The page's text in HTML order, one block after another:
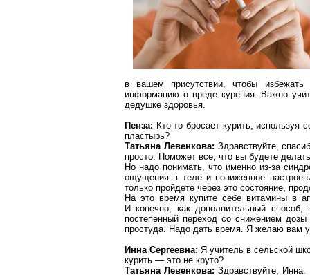
в вашем присутствии,
чтобы избежать
информацию о вреде курения. Важно
дедушке здоровья.
Пенза: Кто-то бросает курить, используя
пластырь?
Татьяна Левенкова: Здравствуйте,
просто. Поможет все, что вы будете
Но надо понимать, что именно из-за
ощущения в теле и пониженное
только пройдете через это состояние,
На это время купите себе витамины в
И конечно, как дополнительный способ,
постепенный переход со снижением
простуда. Надо дать время. Я желаю вам
Инна Сергеевна: Я учитель в сельской
курить — это не круто?
ТатьянаЛевенкова: Здравствуйте, Инна.